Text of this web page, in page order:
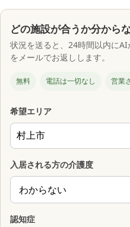
どの施設が合うか分から
状況を送ると、24時間以内にAI
をメールでお返しします。
無料 電話は一切なし 営業
希望エリア
入居される方の介護度
認知症